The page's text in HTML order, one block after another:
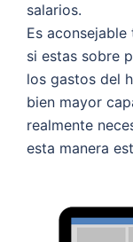
salarios.
Es
si estas sobre
los gastos del
bien mayor
realmente
esta manera